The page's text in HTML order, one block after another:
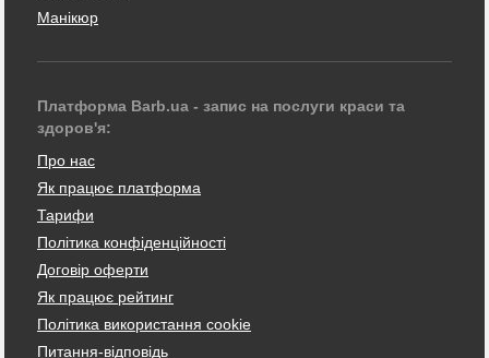
Манікюр
Платформа Barb.ua - запис на послуги краси та
здоров'я:
Про нас
Як працює платформа
Тарифи
Політика конфіденційності
Договір оферти
Як працює рейтинг
Політика використання cookie
Питання-відповідь